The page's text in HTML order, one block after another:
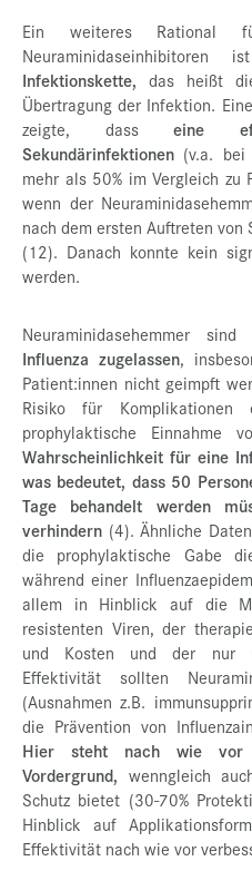
Ein weiteres Rational
Infektionskette, das heißt
Übertragung der Infektion.
zeigte, dasseine
Sekundärinfektionen (v.a. bei
mehr als 50% im Vergleich zu
wenn der
nach dem ersten Auftreten
(12). Danach konnte kein
werden.
Neuraminidasehemmer
Influenza zugelassen,
Patient:innen nicht geimpft
Risiko für Komplikationen
prophylaktische Einnahme
Wahrscheinlichkeit für eine
was bedeutet, dass 50
Tage behandelt werden
verhindern (4). Ähnliche
die prophylaktische Gabe
während einer
allem in Hinblick auf die
resistenten Viren, der
und Kosten und der nur
Effektivität sollten
(Ausnahmen z.B.
die Prävention von
Hier steht nach wie vor
Vordergrund, wenngleich
Schutz bietet (30-70%
Hinblick auf
Effektivität nach wie vor